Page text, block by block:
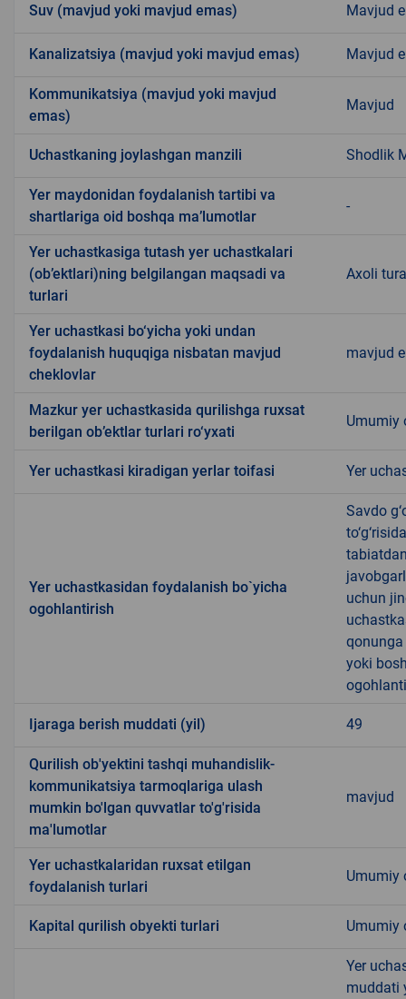
Suv (mavjud yoki mavjud emas) Mavjud
Kanalizatsiya (mavjud yoki mavjud emas) Mavjud
Kommunikatsiya (mavjud yoki mavjud
emas)
Mavjud
Uchastkaning joylashgan manzili Shodlik
Yer maydonidan foydalanish tartibi va
shartlariga oid boshqa ma’lumotlar
-
Yer uchastkasiga tutash yer uchastkalari
(ob’ektlari)ning belgilangan maqsadi va
turlari
Axoli
Yer uchastkasi bo‘yicha yoki undan
foydalanish huquqiga nisbatan mavjud
cheklovlar
mavjud
Mazkur yer uchastkasida qurilishga ruxsat
berilgan ob’ektlar turlari ro‘yxati
Umumiy
Yer uchastkasi kiradigan yerlar toifasi Yer
Yer uchastkasidan foydalanish bo`yicha
ogohlantirish
Savdo
uchun
yoki
Ijaraga berish muddati (yil) 49
Qurilish ob'yektini tashqi muhandislik-
kommunikatsiya tarmoqlariga ulash
mumkin bo'lgan quvvatlar to'g'risida
ma'lumotlar
mavjud
Yer uchastkalaridan ruxsat etilgan
foydalanish turlari
Umumiy
Kapital qurilish obyekti turlari Umumiy
Yer
muddati